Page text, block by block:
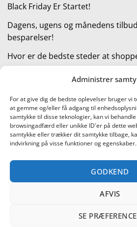
Administrer
For at give dig de bedste oplevelser bruger vi
at gemme og/eller få adgang til
samtykke til disse teknologier, kan vi
browsingadfærd eller unikke ID'er på dette
samtykke eller trækker dit samtykke tilbage,
indvirkning på visse funktioner og egenskaber.
GODKEND
AFVIS
SE
Black Friday Er Startet!
Dagens, ugens og månedens
besparelser!
Hvor er de bedste steder at
Kategorier
Læs vores guide til
PayPal Stripe
METTE JENSEN
DAGENS, UGENS OG MÅNEDENS